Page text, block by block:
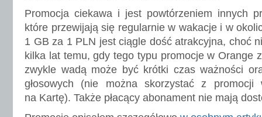
Promocja ciekawa i jest powtórzeniem innych
które przewijają się regularnie w wakacje i w
1 GB za 1 PLN jest ciągle dość atrakcyjna, choć
kilka lat temu, gdy tego typu promocje w Orange
zwykle wadą może być krótki czas ważności
głosowych (nie można skorzystać z
na Kartę). Także płacący abonament nie mają